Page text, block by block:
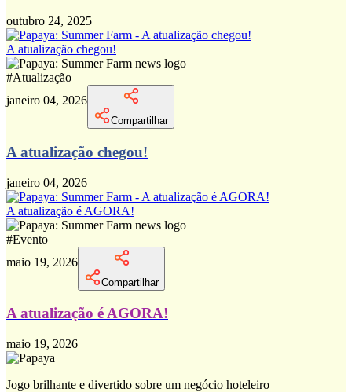
outubro 24, 2025
A atualização chegou!
#Atualização
janeiro 04, 2026
Compartilhar
A atualização chegou!
janeiro 04, 2026
A atualização é AGORA!
#Evento
maio 19, 2026
Compartilhar
A atualização é AGORA!
maio 19, 2026
Jogo brilhante e divertido sobre um negócio hoteleiro